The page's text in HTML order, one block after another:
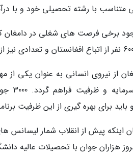
متناسب با رشته تحصیلی خود و با
برخی فرصت های شغلی در دامغان
از نیروی انسانی به عنوان یکی از
و باید برای بهره گیری از این ظرفیت
اینکه پیش از انقلاب شمار لیسانس
هزاران جوان با تحصیلات عالیه